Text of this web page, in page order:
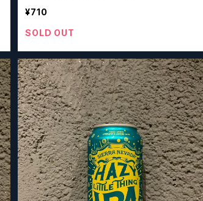
¥710
SOLD OUT